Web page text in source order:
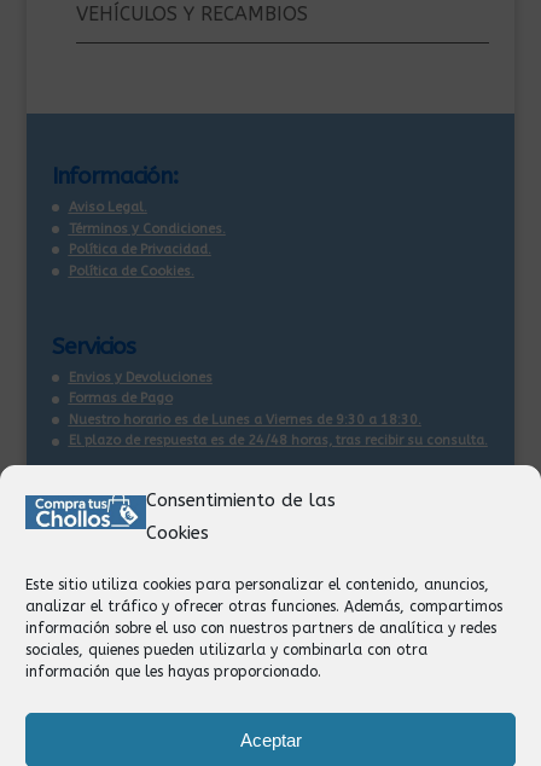
Consentimiento de las
Cookies
Este sitio utiliza cookies para personalizar el contenido, anuncios,
analizar el tráfico y ofrecer otras funciones. Además, compartimos
información sobre el uso con nuestros partners de analítica y redes
sociales, quienes pueden utilizarla y combinarla con otra
información que les hayas proporcionado.
Aceptar
VEHÍCULOS Y RECAMBIOS
Información:
Aviso Legal.
Términos y Condiciones.
Política de Privacidad.
Política de Cookies.
Servicios
Envios y Devoluciones
Formas de Pago
Nuestro horario es de Lunes a Viernes de 9:30 a 18:30.
El plazo de respuesta es de 24/48 horas, tras recibir su consulta.
Contacto:
Facturación
Devoluciones
Privacidad
Formas de Pago